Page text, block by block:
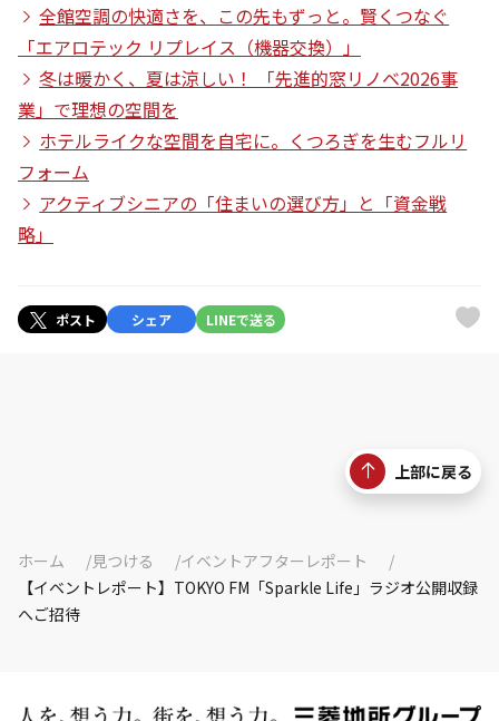
全館空調の快適さを、この先もずっと。賢くつなぐ
「エアロテック リプレイス（機器交換）」
冬は暖かく、夏は涼しい！ 「先進的窓リノベ2026事
業」で理想の空間を
ホテルライクな空間を自宅に。くつろぎを生むフルリ
フォーム
アクティブシニアの「住まいの選び方」と「資金戦
略」
ポスト シェア LINEで送る
上部に戻る
ホーム 見つける
イベントアフターレポート
【イベントレポート】TOKYO FM「Sparkle Life」ラジオ公開収録
へご招待